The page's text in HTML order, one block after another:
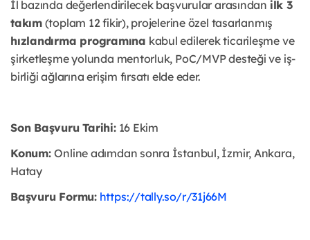
İl bazında değerlendirilecek başvurular arasından ilk 3
takım(toplam 12 fikir), projelerine özel tasarlanmış
hızlandırma programına kabul edilerek ticarileşme ve
şirketleşme yolunda mentorluk, PoC/MVP desteği ve iş-
birliği ağlarına erişim fırsatı elde eder.
Son Başvuru Tarihi:16 Ekim
Konum:Online adımdan sonra İstanbul, İzmir, Ankara,
Hatay
Başvuru Formu: https://tally.so/r/31j66M